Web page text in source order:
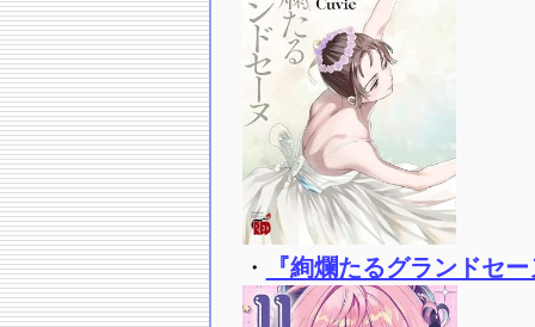
・ 『絢爛たるグランドセ